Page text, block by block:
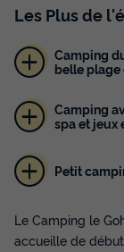
(samedi)
Les Plusde
Camping
belle plage
Camping
spa et jeux
Petit
Le Camping le
accueille de